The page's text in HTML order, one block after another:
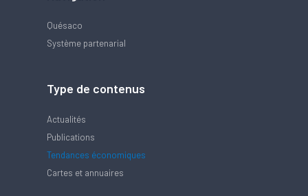
Quésaco
Système partenarial
Type de contenus
Actualités
Publications
Tendances économiques
Cartes et annuaires